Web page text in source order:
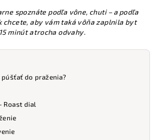
spoznáte podľa vône, chuti – a podľa
chcete, aby vám taká vôňa zaplnila byt
minút a trocha odvahy.
púšťať do praženia?
Roast dial